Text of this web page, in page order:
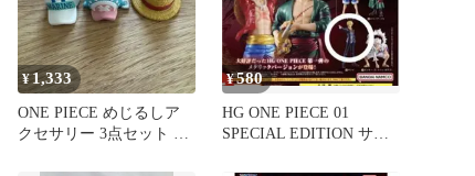
¥1,333
ONE PIECE めじるしア
クセサリー 3点セット 美
¥580
HG ONE PIECE 01
SPECIAL EDITION サン